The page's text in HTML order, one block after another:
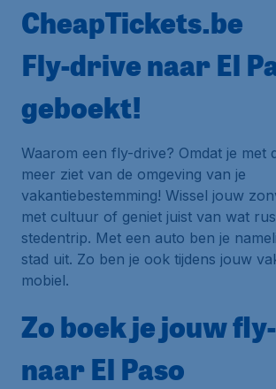
CheapTickets.be
Fly-drive naar El
geboekt!
Waarom een fly-drive? Omdat je met
meer ziet van de omgeving van je
vakantiebestemming! Wissel jouw
met cultuur of geniet juist van wat
stedentrip. Met een auto ben je
stad uit. Zo ben je ook tijdens jouw
mobiel.
Zo boek je jouw
naar El Paso